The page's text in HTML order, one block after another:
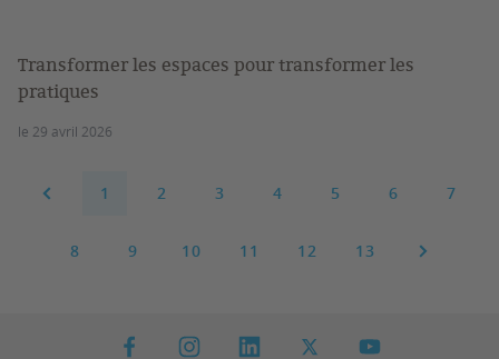
Transformer les espaces pour transformer les
pratiques
le 29 avril 2026
1 2 3 4 5 6 7
8 9 10 11 12 13